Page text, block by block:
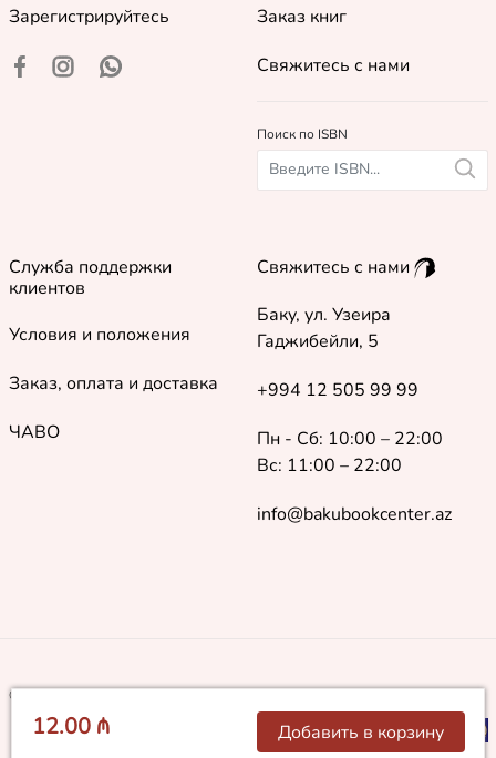
12.00 ₼ Добавить в корзину
Зарегистрируйтесь
Заказ книг
Свяжитесь с нами
Поиск по ISBN
Служба поддержки
клиентов
Условия и положения
Заказ, оплата и доставка
ЧАВО
Свяжитесь с нами
Баку, ул. Узеира
Гаджибейли, 5
+994 12 505 99 99
Пн - Сб: 10:00 – 22:00
Вс: 11:00 – 22:00
info@bakubookcenter.az
©2018 - 2026 Baku Book Center. Все права защищены